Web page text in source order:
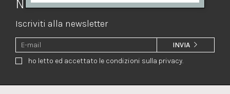
Newsletter
Iscriviti alla newsletter
ho letto ed accettato le condizioni sulla privacy.
INVIA